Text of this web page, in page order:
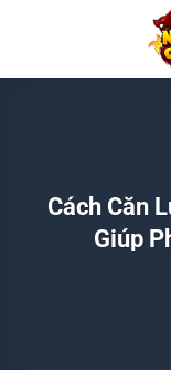
nội
Cách Căn
Giúp